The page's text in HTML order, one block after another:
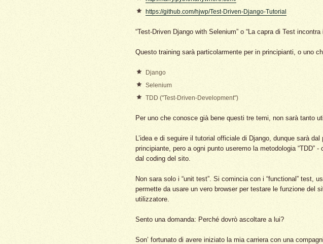
https://github.com/hjwp/Test-Driven-Django-Tutorial
“Test-Driven Django with Selenium” o “La capra di Test incontra
Questo training sarà particolarmente per in principianti, o uno
Django
Selenium
TDD ("Test-Driven-Development")
Per uno che conosce già bene questi tre temi, non sarà tanto
L’idea e di seguire il tutorial officiale di Django, dunque sarà dal
principiante, pero a ogni punto useremo la metodologia “TDD”
dal coding del sito.
Non sara solo i “unit test”. Si comincia con i “functional” test,
permette da usare un vero browser per testare le funzione del
utilizzatore.
Sento una domanda: Perché dovrò ascoltare a lui?
Son’ fortunato di avere iniziato la mia carriera con una